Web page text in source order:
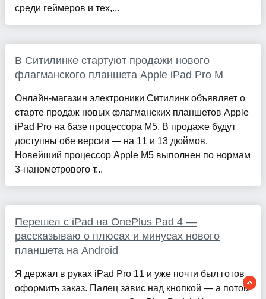
среди геймеров и тех,...
В Ситилинке стартуют продажи нового
флагманского планшета Apple iPad Pro M
Онлайн-магазин электроники Ситилинк объявляет о
старте продаж новых флагманских планшетов Apple
iPad Pro на базе процессора М5. В продаже будут
доступны обе версии — на 11 и 13 дюймов.
Новейший процессор Apple M5 выполнен по нормам
3-нанометрового т...
Перешел с iPad на OnePlus Pad 4 —
рассказываю о плюсах и минусах нового
планшета на Android
Я держал в руках iPad Pro 11 и уже почти был готов
оформить заказ. Палец завис над кнопкой — а потом